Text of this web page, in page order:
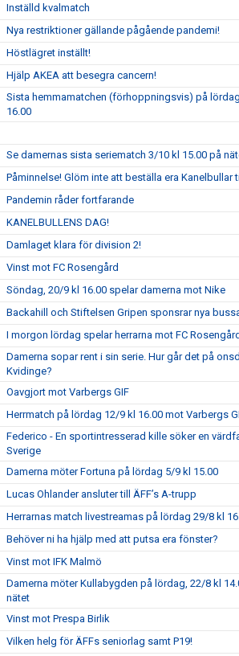
Inställd kvalmatch
Nya restriktioner gällande pågående pandemi!
Höstlägret inställt!
Hjälp AKEA att besegra cancern!
Sista hemmamatchen (förhoppningsvis) på
16.00
Se damernas sista seriematch 3/10 kl 15.00 på
Påminnelse! Glöm inte att beställa era Kanelbullar
Pandemin råder fortfarande
KANELBULLENS DAG!
Damlaget klara för division 2!
Vinst mot FC Rosengård
Söndag, 20/9 kl 16.00 spelar damerna mot Nike
Backahill och Stiftelsen Gripen sponsrar nya
I morgon lördag spelar herrarna mot FC
Damerna sopar rent i sin serie. Hur går det på
Kvidinge?
Oavgjort mot Varbergs GIF
Herrmatch på lördag 12/9 kl 16.00 mot Varbergs
Federico - En sportintresserad kille söker en
Sverige
Damerna möter Fortuna på lördag 5/9 kl 15.00
Lucas Ohlander ansluter till ÄFF’s A-trupp
Herrarnas match livestreamas på lördag 29/8 kl
Behöver ni ha hjälp med att putsa era fönster?
Vinst mot IFK Malmö
Damerna möter Kullabygden på lördag, 22/8 kl
nätet
Vinst mot Prespa Birlik
Vilken helg för ÄFFs seniorlag samt P19!